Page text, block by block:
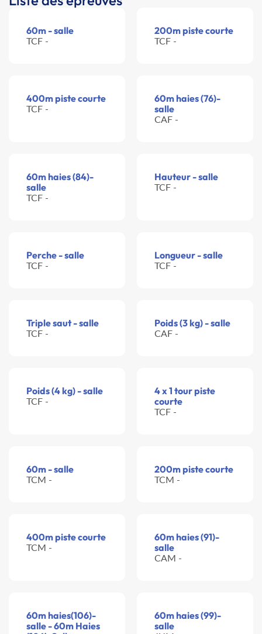
60m - salle
TCF -
200m piste courte
TCF -
400m piste courte
TCF -
60m haies (76)-
salle
CAF -
60m haies (84)-
salle
TCF -
Hauteur - salle
TCF -
Perche - salle
TCF -
Longueur - salle
TCF -
Triple saut - salle
TCF -
Poids (3 kg) - salle
CAF -
Poids (4 kg) - salle
TCF -
4 x 1 tour piste
courte
TCF -
60m - salle
TCM -
200m piste courte
TCM -
400m piste courte
TCM -
60m haies (91)-
salle
CAM -
60m haies(106)-
salle - 60m Haies
60m haies (99)-
salle